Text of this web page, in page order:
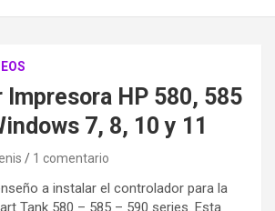
Impresora HP 580, 585
7, 8, 10 y 11
1 comentario
a instalar el controlador para la
Tank 580 – 585 – 590 series. Esta